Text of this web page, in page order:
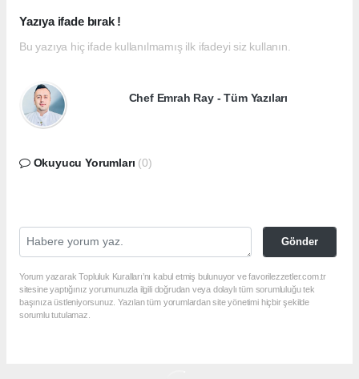
Yazıya ifade bırak !
Bu yazıya hiç ifade kullanılmamış ilk ifadeyi siz kullanın.
Chef Emrah Ray - Tüm Yazıları
Okuyucu Yorumları (0)
Gönder
Yorum yazarak Topluluk Kuralları’nı kabul etmiş bulunuyor ve favorilezzetler.com.tr
sitesine yaptığınız yorumunuzla ilgili doğrudan veya dolaylı tüm sorumluluğu tek
başınıza üstleniyorsunuz. Yazılan tüm yorumlardan site yönetimi hiçbir şekilde
sorumlu tutulamaz.